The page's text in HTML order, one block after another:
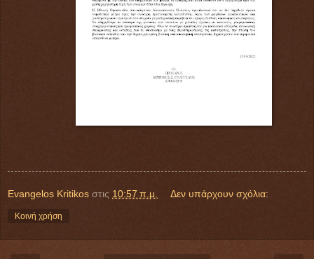
Evangelos Kritikos στις 10:57 π.μ. Δεν υπάρχουν σχόλια:
Κοινή χρήση